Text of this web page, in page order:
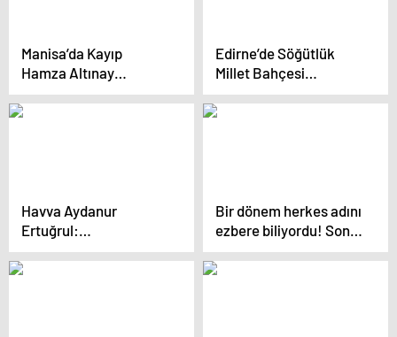
Manisa’da Kayıp
Hamza Altınay
Uçurumda Ölü Bulundu
Edirne’de Söğütlük
Millet Bahçesi
tamamlandı, temizlik
aşamasına geçildi
Havva Aydanur
Ertuğrul:
Depremzedelere Umut
olan Sağlıkçı
Bir dönem herkes adını
ezbere biliyordu! Son
halini görenler
tanıyamadı